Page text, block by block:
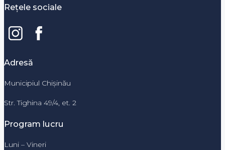
Rețele sociale
Adresă
Municipiul Chișinău
Str. Tighina 49/4, et. 2
Program lucru
Luni – Vineri